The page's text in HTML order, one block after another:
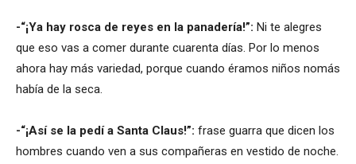
-“¡Ya hay rosca de reyes en la panadería!”: Ni te alegres
que eso vas a comer durante cuarenta días. Por lo menos
ahora hay más variedad, porque cuando éramos niños nomás
había de la seca.
-“¡Así se la pedí a Santa Claus!”: frase guarra que dicen los
hombres cuando ven a sus compañeras en vestido de noche.